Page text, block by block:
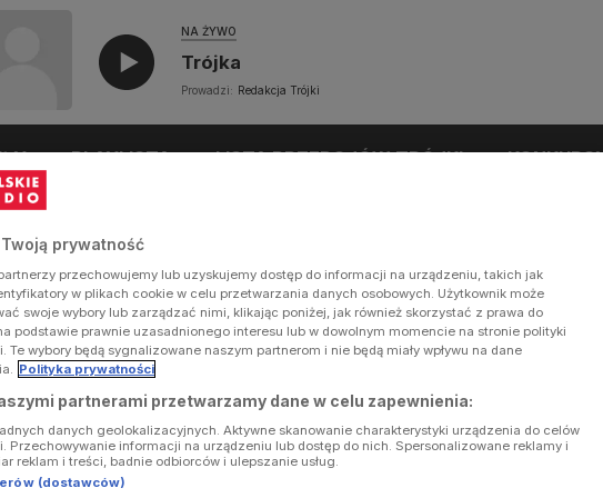
NA ŻYWO
Trójka
Prowadzi: Redakcja Trójki
PLAYLISTA LISTA PRZEBOJÓW TRÓJKI
Twoją prywatność
przechowujemy lub uzyskujemy dostęp do informacji na urządzeniu, takich jak
w plikach cookie w celu przetwarzania danych osobowych. Użytkownik może
swoje wybory lub zarządzać nimi, klikając poniżej, jak również skorzystać z prawa do
podstawie prawnie uzasadnionego interesu lub w dowolnym momencie na stronie polityki
Te wybory będą sygnalizowane naszym partnerom i nie będą miały wpływu na dane
Polityka prywatności
partnerami przetwarzamy dane w celu zapewnienia:
danych geolokalizacyjnych. Aktywne skanowanie charakterystyki urządzenia do celów
Przechowywanie informacji na urządzeniu lub dostęp do nich. Spersonalizowane reklamy i
reklam i treści, badnie odbiorców i ulepszanie usług.
(dostawców)